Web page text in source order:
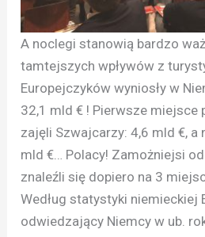
A noclegi stanowią bardzo
tamtejszych wpływów z
Europejczyków wyniosły w
32,1 mld € ! Pierwsze miejsce
zajęli Szwajcarzy: 4,6 mld €, a
mld €… Polacy! Zamożniejsi
znaleźli się dopiero na 3
Według statystyki niemieckiej
odwiedzający Niemcy w ub.